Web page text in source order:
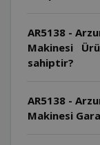
AR5138 -
Makinesi
sahiptir?
AR5138 -
Makinesi